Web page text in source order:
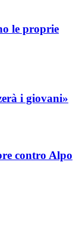
le proprie
i giovani»
contro Alpo